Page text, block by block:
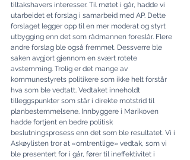
tiltakshavers interesser. Til møtet i går, hadde vi
utarbeidet et forslag i samarbeid med AP. Dette
forslaget legger opp til en mer moderat og styrt
utbygging enn det som rådmannen foreslår. Flere
andre forslag ble også fremmet. Dessverre ble
saken avgjort gjennom en svært rotete
avstemming. Trolig er det mange av
kommunestyrets politikere som ikke helt forstår
hva som ble vedtatt. Vedtaket inneholdt
tilleggspunkter som står i direkte motstrid til
planbestemmelsene. Innbyggere i Marikoven
hadde fortjent en bedre politisk
beslutningsprosess enn det som ble resultatet. Vi i
Askøylisten tror at «omtrentlige» vedtak, som vi
ble presentert for i går, fører til ineffektivitet i